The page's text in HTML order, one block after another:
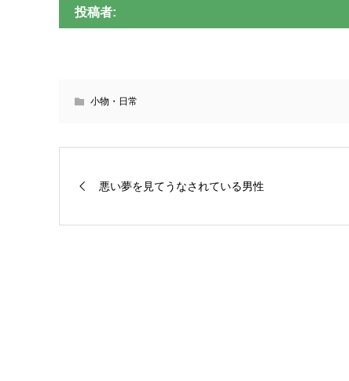
投稿者:
小物・日常
悪い夢を見てうなされている男性